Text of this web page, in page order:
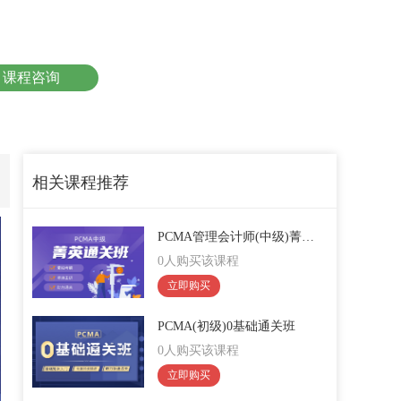
课程咨询
相关课程推荐
PCMA管理会计师(中级)菁英通关班
0人购买该课程
立即购买
PCMA(初级)0基础通关班
0人购买该课程
立即购买